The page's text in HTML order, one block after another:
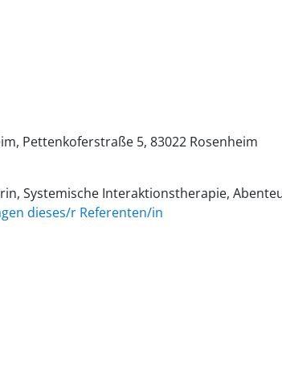
Pettenkoferstraße 5 83022 Rosenheim
Systemische Interaktionstherapie,
dieses/r Referenten/in